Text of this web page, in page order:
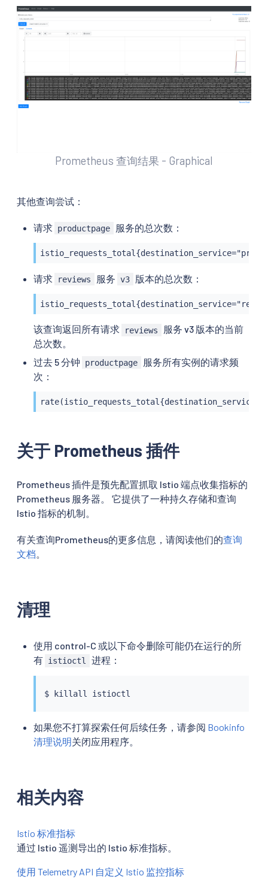
Prometheus 查询结果 - Graphical
其他查询尝试：
请求 productpage 服务的总次数：
请求 reviews 服务 v3 版本的总次数：
该查询返回所有请求 reviews
服务 v3 版本的当前
总次数。
过去 5 分钟
productpage
服务所有实例的请求频
次：
关于 Prometheus 插件
Prometheus 插件是预先配置抓取 Istio 端点收集指标的
Prometheus 服务器。 它提供了一种持久存储和查询
Istio 指标的机制。
有关查询Prometheus的更多信息，请阅读他们的查询
文档。
清理
使用 control-C 或以下命令删除可能仍在运行的所
有 istioctl 进程：
$ killall istioctl
如果您不打算探索任何后续任务，请参阅 Bookinfo
清理说明关闭应用程序。
相关内容
Istio 标准指标
通过 Istio 遥测导出的 Istio 标准指标。
使用 Telemetry API 自定义 Istio 监控指标